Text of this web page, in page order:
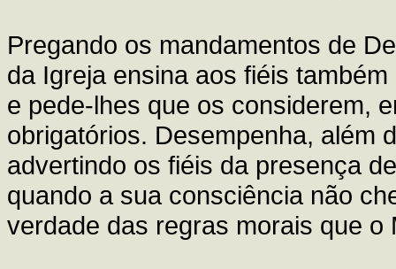
Pregando os mandamentos de
da Igreja ensina aos fiéis
e pede-lhes que os considerem,
obrigatórios. Desempenha, além
advertindo os fiéis da presença
quando a sua consciência não
verdade das regras morais que o